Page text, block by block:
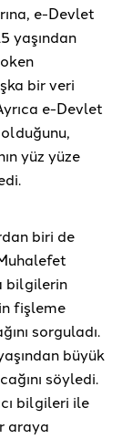
e-Devlet
yaşından
bir veri
e-Devlet
olduğunu,
yüz yüze
biri de
bilgilerin
fişleme
sorguladı.
büyük
söyledi.
bilgileri ile
araya